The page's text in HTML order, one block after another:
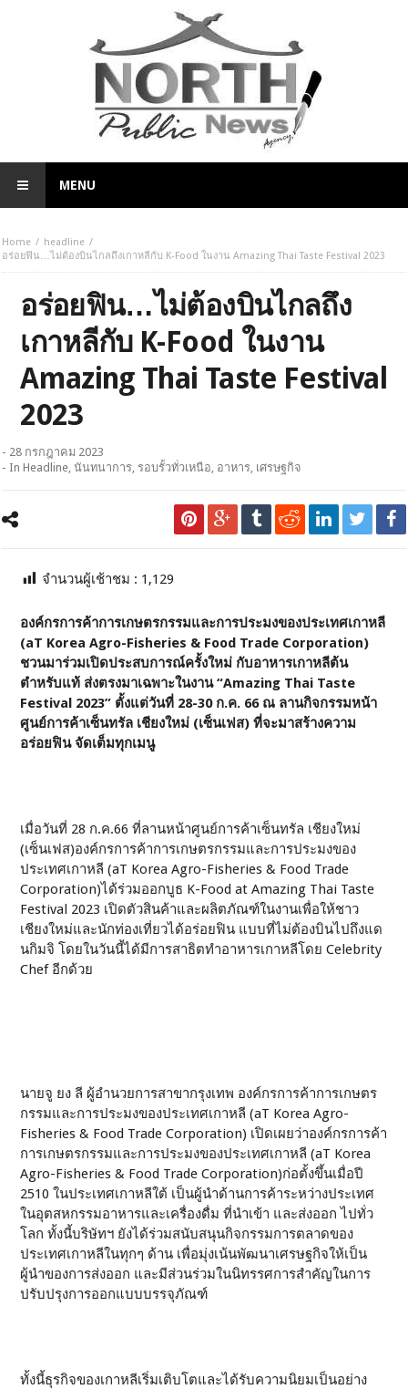
MENU
Home
headline
อร่อยฟิน…ไม่ต้องบินไกลถึงเกาหลีกับ K-Food ในงาน Amazing Thai Taste Festival 2023
อร่อยฟิน…ไม่ต้องบินไกลถึง
เกาหลีกับ K-Food ในงาน
Amazing Thai Taste Festival
2023
- 28 กรกฎาคม 2023
- InHeadline,นันทนาการ, รอบรั้วทั่วเหนือ, อาหาร, เศรษฐกิจ
จำนวนผู้เช้าชม : 1,129
องค์กรการค้าการเกษตรกรรมและการประมงของประเทศเกาหลี
(aT Korea Agro-Fisheries & Food Trade Corporation)
ชวนมาร่วมเปิดประสบการณ์ครั้งใหม่ กับอาหารเกาหลีต้น
ตำหรับแท้ ส่งตรงมาเฉพาะในงาน “Amazing Thai Taste
Festival 2023” ตั้งแต่วันที่ 28-30 ก.ค. 66 ณ ลานกิจกรรมหน้า
ศูนย์การค้าเซ็นทรัล เชียงใหม่ (เซ็นเฟส) ที่จะมาสร้างความ
อร่อยฟิน จัดเต็มทุกเมนู
เมื่อวันที่ 28 ก.ค.66 ที่ลานหน้าศูนย์การค้าเซ็นทรัล เชียงใหม่
(เซ็นเฟส)องค์กรการค้าการเกษตรกรรมและการประมงของ
ประเทศเกาหลี (aT Korea Agro-Fisheries & Food Trade
Corporation)ได้ร่วมออกบูธ K-Food at Amazing Thai Taste
Festival 2023 เปิดตัวสินค้าและผลิตภัณฑ์ในงานเพื่อให้ชาว
เชียงใหม่และนักท่องเที่ยวได้อร่อยฟิน แบบที่ไม่ต้องบินไปถึงแด
นกิมจิ โดยในวันนี้ได้มีการสาธิตทำอาหารเกาหลีโดย Celebrity
Chef อีกด้วย
นายจู ยง ลี ผู้อำนวยการสาขากรุงเทพ องค์กรการค้าการเกษตร
กรรมและการประมงของประเทศเกาหลี (aT Korea Agro-
Fisheries & Food Trade Corporation) เปิดเผยว่าองค์กรการค้า
การเกษตรกรรมและการประมงของประเทศเกาหลี (aT Korea
Agro-Fisheries & Food Trade Corporation)ก่อตั้งขึ้นเมื่อปี
2510 ในประเทศเกาหลีใต้ เป็นผู้นำด้านการค้าระหว่างประเทศ
ในอุตสหกรรมอาหารและเครื่องดื่ม ที่นำเข้า และส่งออก ไปทั่ว
โลก ทั้งนี้บริษัทฯ ยังได้ร่วมสนับสนุนกิจกรรมการตลาดของ
ประเทศเกาหลีในทุกๆ ด้าน เพื่อมุ่งเน้นพัฒนาเศรษฐกิจให้เป็น
ผู้นำของการส่งออก และมีส่วนร่วมในนิทรรศการสำคัญในการ
ปรับปรุงการออกแบบบรรจุภัณฑ์
ทั้งนี้ธุรกิจของเกาหลีเริ่มเติบโตและได้รับความนิยมเป็นอย่าง